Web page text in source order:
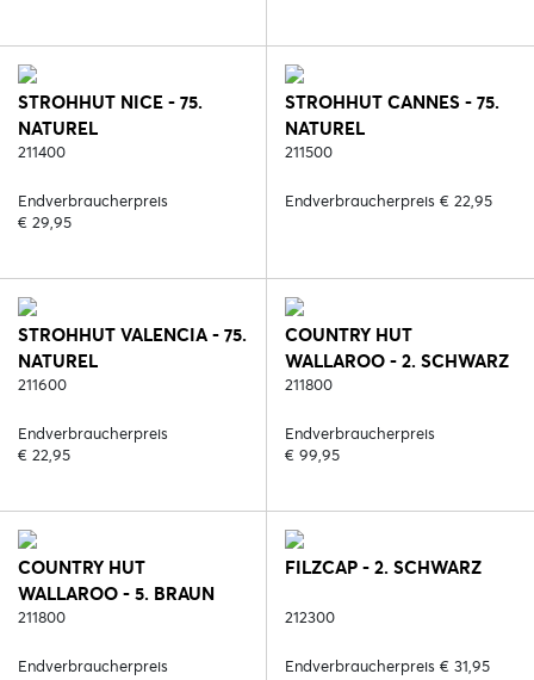
STROHHUT NICE - 75.
NATUREL
211400
Endverbraucherpreis
€ 29,95
STROHHUT CANNES - 75.
NATUREL
211500
Endverbraucherpreis € 22,95
STROHHUT VALENCIA - 75.
NATUREL
211600
Endverbraucherpreis
€ 22,95
COUNTRY HUT
WALLAROO - 2. SCHWARZ
211800
Endverbraucherpreis
€ 99,95
COUNTRY HUT
WALLAROO - 5. BRAUN
211800
Endverbraucherpreis
FILZCAP - 2. SCHWARZ
212300
Endverbraucherpreis € 31,95